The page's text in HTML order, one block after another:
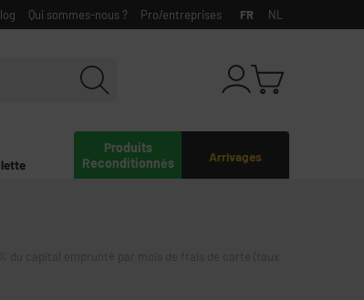
Qui sommes-nous ? Pro/entreprises FR NL
Arrivages
Produits
Reconditionnés
du capital emprunté par mois de frais de carte (taux